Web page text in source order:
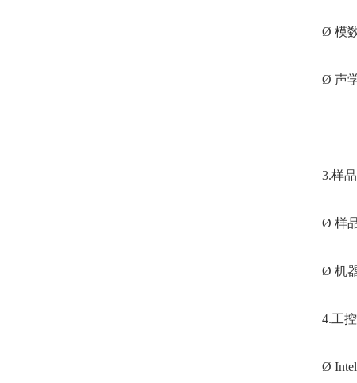
Ø 模
Ø 声
3.样
Ø 样
Ø 机
4.工
Ø